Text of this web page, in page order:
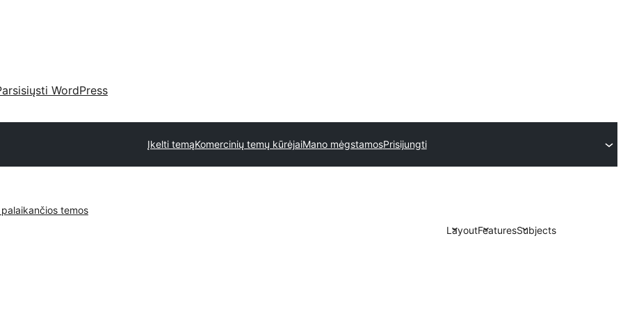
WordPress
Įkelti temąKomercinių temų kūrėjaiMano mėgstamosPrisijungti
temos
LayoutFeaturesSubjects